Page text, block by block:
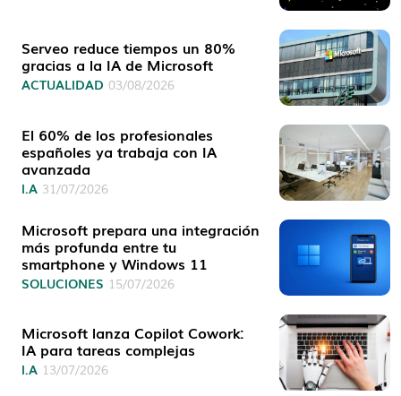
Serveo reduce tiempos un 80%
gracias a la IA de Microsoft
ACTUALIDAD 03/08/2026
El 60% de los profesionales
españoles ya trabaja con IA
avanzada
I.A 31/07/2026
Microsoft prepara una integración
más profunda entre tu
smartphone y Windows 11
SOLUCIONES 15/07/2026
Microsoft lanza Copilot Cowork:
IA para tareas complejas
I.A 13/07/2026